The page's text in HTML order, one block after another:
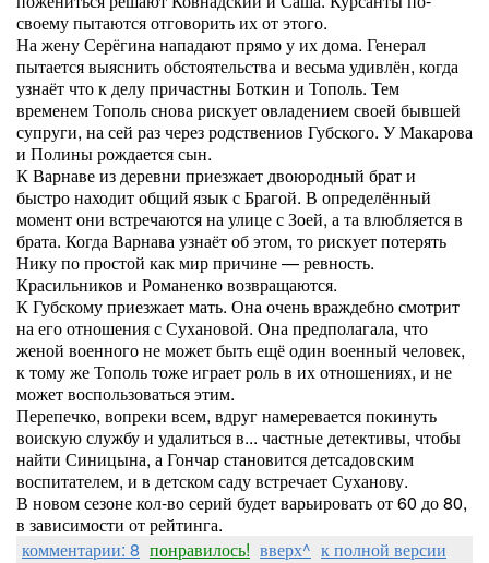
своему пытаются отговорить их от этого.
На жену Серёгина нападают прямо у их дома. Генерал
пытается выяснить обстоятельства и весьма удивлён, когда
узнаёт что к делу причастны Боткин и Тополь. Тем
временем Тополь снова рискует овладением своей бывшей
супруги, на сей раз через родствениов Губского. У Макарова
и Полины рождается сын.
К Варнаве из деревни приезжает двоюродный брат и
быстро находит общий язык с Брагой. В определённый
момент они встречаются на улице с Зоей, а та влюбляется в
брата. Когда Варнава узнаёт об этом, то рискует потерять
Нику по простой как мир причине — ревность.
Красильников и Романенко возвращаются.
К Губскому приезжает мать. Она очень враждебно смотрит
на его отношения с Сухановой. Она предполагала, что
женой военного не может быть ещё один военный человек,
к тому же Тополь тоже играет роль в их отношениях, и не
может воспользоваться этим.
Перепечко, вопреки всем, вдруг намеревается покинуть
воискую службу и удалиться в... частные детективы, чтобы
найти Синицына, а Гончар становится детсадовским
воспитателем, и в детском саду встречает Суханову.
В новом сезоне кол-во серий будет варьировать от 60 до 80,
в зависимости от рейтинга.
комментарии: 8 понравилось! вверх^ к полной версии